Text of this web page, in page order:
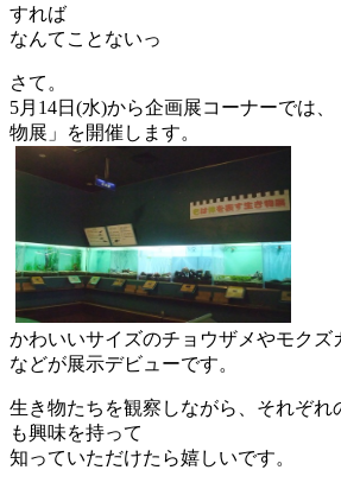
すれば
なんてことないっ
さて。
5月14日(水)から企画展コーナーでは、
物展」を開催します。
かわいいサイズのチョウザメやモクズ
などが展示デビューです。
生き物たちを観察しながら、 それぞれ
も興味を持って
知っていただけたら嬉しいです。